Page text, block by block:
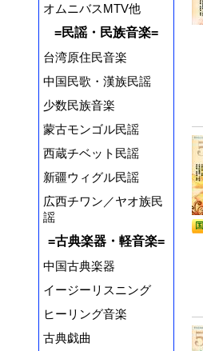
オムニバスMTV他
=民謡・民族音楽=
台湾原住民音楽
中国民歌・漢族民謡
少数民族音楽
蒙古モンゴル民謡
西蔵チベット民謡
新疆ウィグル民謡
広西チワン／ヤオ族民
謡
=古典楽器・軽音楽=
中国古典楽器
イージーリスニング
ヒーリング音楽
古典戯曲